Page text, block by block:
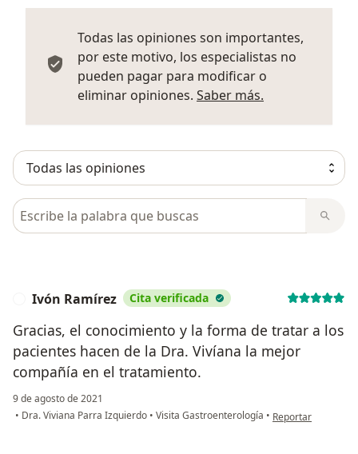
Todas las opiniones son importantes,
por este motivo, los especialistas no
pueden pagar para modificar o
eliminar opiniones. Saber más.
Busca en opiniones
Ivón Ramírez Cita verificada
Gracias, el conocimiento y la forma de tratar a los
pacientes hacen de la Dra. Vivíana la mejor
compañía en el tratamiento.
9 de agosto de 2021
• Dra. Viviana Parra Izquierdo • Visita Gastroenterología • en opinión del
Reportar